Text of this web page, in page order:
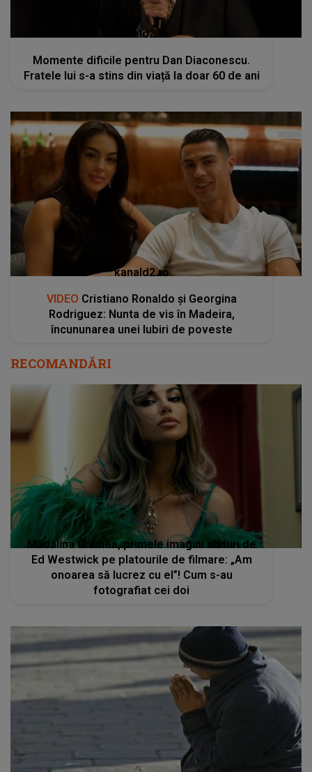
kanald2.ro
Momente dificile pentru Dan Diaconescu.
Fratele lui s-a stins din viață la doar 60 de ani
kanald2.ro
VIDEO Cristiano Ronaldo și Georgina
Rodriguez: Nunta de vis în Madeira,
încununarea unei Iubiri de poveste
RECOMANDĂRI
Mădălina Ghenea, primele imagini alături de
Ed Westwick pe platourile de filmare: „Am
onoarea să lucrez cu el”! Cum s-au
fotografiat cei doi